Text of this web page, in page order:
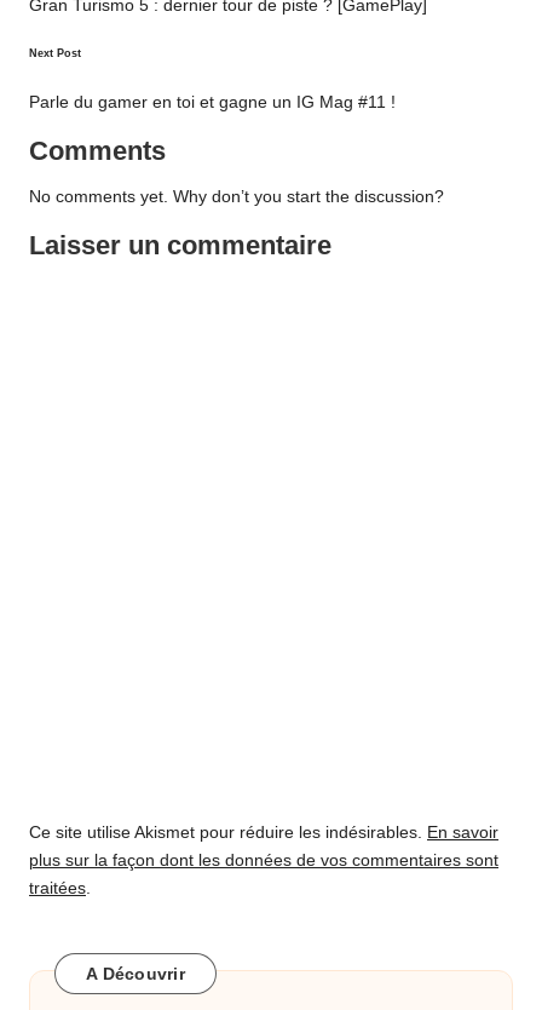
navigation
Gran Turismo 5 : dernier tour de piste ? [GamePlay]
Next Post
Parle du gamer en toi et gagne un IG Mag #11 !
Comments
No comments yet. Why don’t you start the discussion?
Laisser un commentaire
Ce site utilise Akismet pour réduire les indésirables. En savoir
plus sur la façon dont les données de vos commentaires sont
traitées
A Découvrir